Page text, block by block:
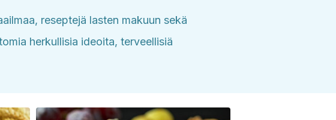
reseptejä lasten makuun sekä
herkullisia ideoita, terveellisiä